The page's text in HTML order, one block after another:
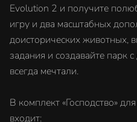
Evolution 2 и получите
игру и два масштабных
доисторических животных,
задания и создавайте парк
всегда мечтали.
В комплект «Господство»
входит: